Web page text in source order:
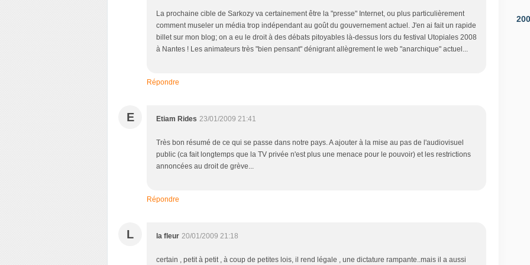
La prochaine cible de Sarkozy va certainement être la "presse" Internet, ou plus particulièrement
comment museler un média trop indépendant au goût du gouvernement actuel. J'en ai fait un rapide
billet sur mon blog; on a eu le droit à des débats pitoyables là-dessus lors du festival Utopiales 2008
à Nantes ! Les animateurs très "bien pensant" dénigrant allègrement le web "anarchique" actuel...
Répondre
E Etiam Rides 23/01/2009 21:41
Très bon résumé de ce qui se passe dans notre pays. A ajouter à la mise au pas de l'audiovisuel
public (ca fait longtemps que la TV privée n'est plus une menace pour le pouvoir) et les restrictions
annoncées au droit de grève...
Répondre
L la fleur 20/01/2009 21:18
certain , petit à petit , à coup de petites lois, il rend légale , une dictature rampante..mais il a aussi